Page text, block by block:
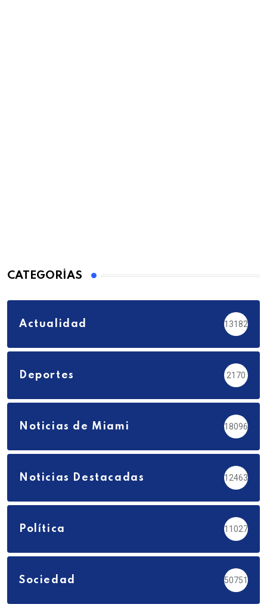
CATEGORÍAS
Actualidad 13182
Deportes 2170
Noticias de Miami 18096
Noticias Destacadas 12463
Política 11027
Sociedad 50751